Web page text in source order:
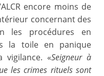
encore moins de
concernant des
les procédures en
la toile en panique
vigilance. «Seigneur à
les crimes rituels sont